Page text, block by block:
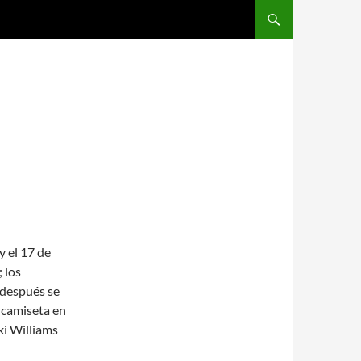
el 17 de
los
se
en
Williams